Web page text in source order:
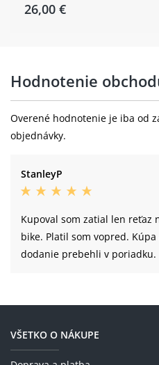
26,00 €
Hodnotenie
Overené hodnotenie je iba od
objednávky.
StanleyP
Kupoval som zatial len reťaz
bike. Platil som vopred. Kúpa
dodanie prebehli v poriadku.
VŠETKO O NÁKUPE